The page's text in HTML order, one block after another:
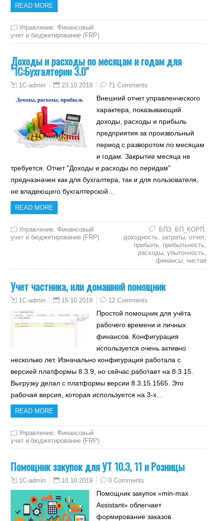
READ MORE
Управление,Финансовый
учет и бюджетирование (FRP)
Доходы и расходы по месяцам и годам для
"1С:Бухгалтерии 3.0"
1C-admin 23.10.2019 71 Comments
Внешний отчет управленческого
характера, показывающий
доходы, расходы и прибыль
предприятия за произвольный
период с разворотом по месяцам
и годам. Закрытие месяца не
требуется. Отчет "Доходы и расходы по перидам"
предназначен как для бухгалтера, так и для пользователя,
не владеющего бухгалтерской…
READ MORE
Управление,Финансовый
учет и бюджетирование (FRP)
БП3, БП_КОРП ,
доходность, затраты, отчет,
прибыль, прибыльность,
расходы, убыточность,
финансы, чистая
Учет частника, или домашний помощник
1C-admin 15.10.2019 12 Comments
Простой помощник для учёта
рабочего времени и личных
финансов. Конфигурация
используется очень активно
несколько лет. Изначально конфигурация работала с
версией платформы 8.3.9, но сейчас работает на 8.3.15.
Выгрузку делал с платформы версии 8.3.15.1565. Это
рабочая версия, которая используется на 3-х…
READ MORE
Управление,Финансовый
учет и бюджетирование (FRP)
Помощник закупок для УТ 10.3, 11 и Розницы
1C-admin 10.10.2019 0 Comments
Помощник закупок «min-max
Assistant» облегчает
формирование заказов